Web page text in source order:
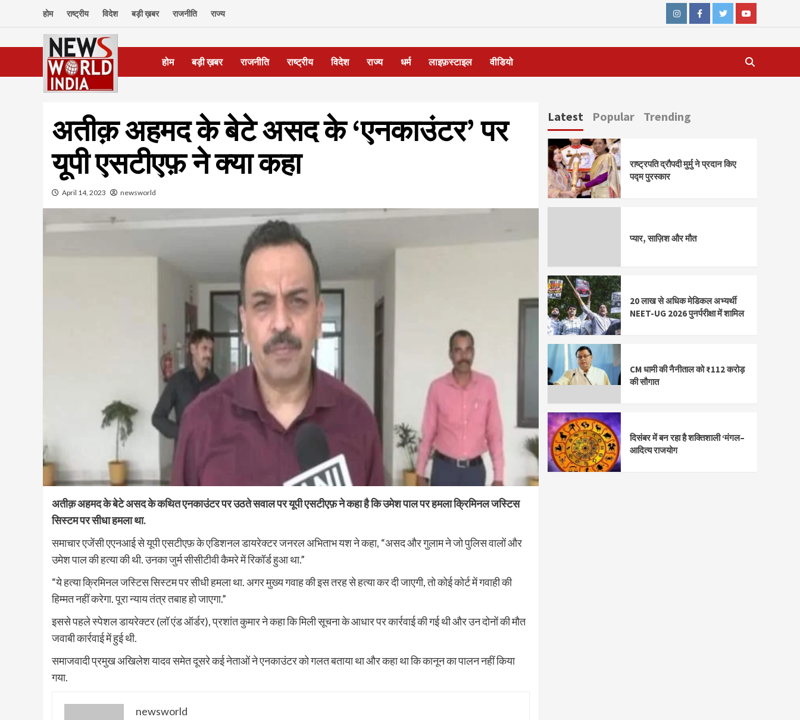
होम राष्ट्रीय विदेश बड़ी ख़बर राजनीति राज्य
InstagramFacebookTwitterYoutube
होम बड़ी ख़बर राजनीति राष्ट्रीय विदेश राज्य धर्म लाइफ़स्टाइल वीडियो
अतीक़ अहमद के बेटे असद के ‘एनकाउंटर’ पर
यूपी एसटीएफ़ ने क्या कहा
April 14, 2023 newsworld
अतीक़ अहमद के बेटे असद के कथित एनकाउंटर पर उठते सवाल पर यूपी एसटीएफ़ ने कहा है कि उमेश पाल पर हमला क्रिमिनल जस्टिस
सिस्टम पर सीधा हमला था.
समाचार एजेंसी एएनआई से यूपी एसटीएफ़ के एडिशनल डायरेक्टर जनरल अभिताभ यश ने कहा, “असद और गुलाम ने जो पुलिस वालों और
उमेश पाल की हत्या की थी. उनका जुर्म सीसीटीवी कैमरे में रिकॉर्ड हुआ था.”
“ये हत्या क्रिमिनल जस्टिस सिस्टम पर सीधी हमला था. अगर मुख्य गवाह की इस तरह से हत्या कर दी जाएगी, तो कोई कोर्ट में गवाही की
हिम्मत नहीं करेगा. पूरा न्याय तंत्र तबाह हो जाएगा.”
इससे पहले स्पेशल डायरेक्टर (लॉ एंड ऑर्डर), प्रशांत कुमार ने कहा कि मिली सूचना के आधार पर कार्रवाई की गई थी और उन दोनों की मौत
जवाबी कार्रवाई में हुई थी.
समाजवादी प्रमुख अखिलेश यादव समेत दूसरे कई नेताओं ने एनकाउंटर को गलत बताया था और कहा था कि कानून का पालन नहीं किया
गया.
newsworld
Latest Popular Trending
राष्ट्रपति द्रौपदी मुर्मु ने प्रदान किए
पद्म पुरस्कार
प्यार, साज़िश और मौत
20 लाख से अधिक मेडिकल अभ्यर्थी
NEET-UG 2026 पुनर्परीक्षा में शामिल
CM धामी की नैनीताल को ₹112 करोड़
की सौगात
दिसंबर में बन रहा है शक्तिशाली ‘मंगल–
आदित्य राजयोग